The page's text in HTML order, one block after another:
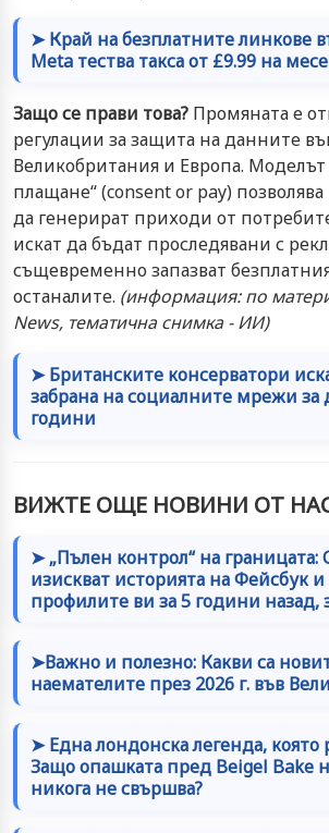
➤ Край на безплатните линкове
Meta тества такса от £9.99 на
Защо се прави това? Промяната е
регулации за защита на данните
Великобритания и Европа. Моделът
плащане“ (consent or pay)
да генерират приходи от
искат да бъдат проследявани с
същевременно запазват
останалите. (информация: по
News, тематична снимка - ИИ)
➤ Британските консерватори
забрана на социалните мрежи за
години
ВИЖТЕ ОЩЕ НОВИНИ ОТ
➤ „Пълен контрол“ на
изискват историята на Фейсбук
профилите ви за 5 години назад,
➤Важно и полезно: Какви са
наемателите през 2026 г. във
➤ Една лондонска легенда, която
Защо опашката пред Beigel Bake
никога не свършва?